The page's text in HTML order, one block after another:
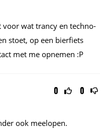
wat trancy en techno-
stoet, op een bierfiets
met me opnemen :P
0 0
ook meelopen.